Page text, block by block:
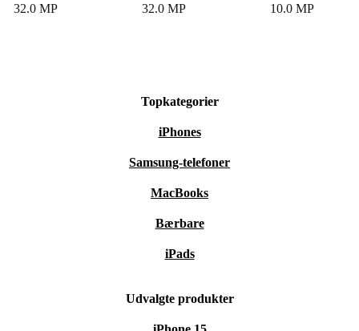
32.0 MP
32.0 MP
10.0 MP
Topkategorier
iPhones
Samsung-telefoner
MacBooks
Bærbare
iPads
Udvalgte produkter